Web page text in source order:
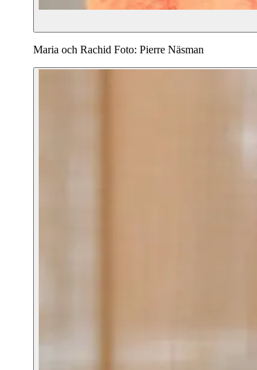
Maria och Rachid Foto: Pierre Näsman